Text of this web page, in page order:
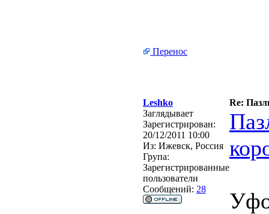
Перенос
Leshko
Re:
Заглядывает
Зарегистрирован:
20/12/2011 10:00
Из: Ижевск, Россия
Група:
Зарегистрированные
пользователи
Сообщений: 28